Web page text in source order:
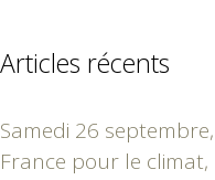
Articles récents
Samedi 26
France pour le